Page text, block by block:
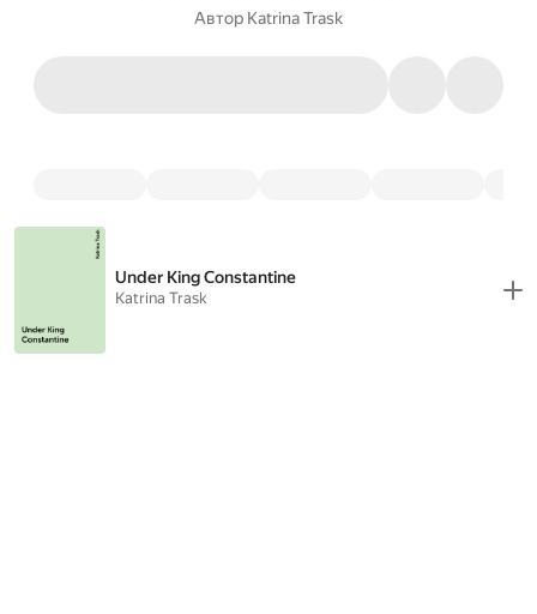
Автор Katrina Trask
Under King Constantine
Katrina Trask